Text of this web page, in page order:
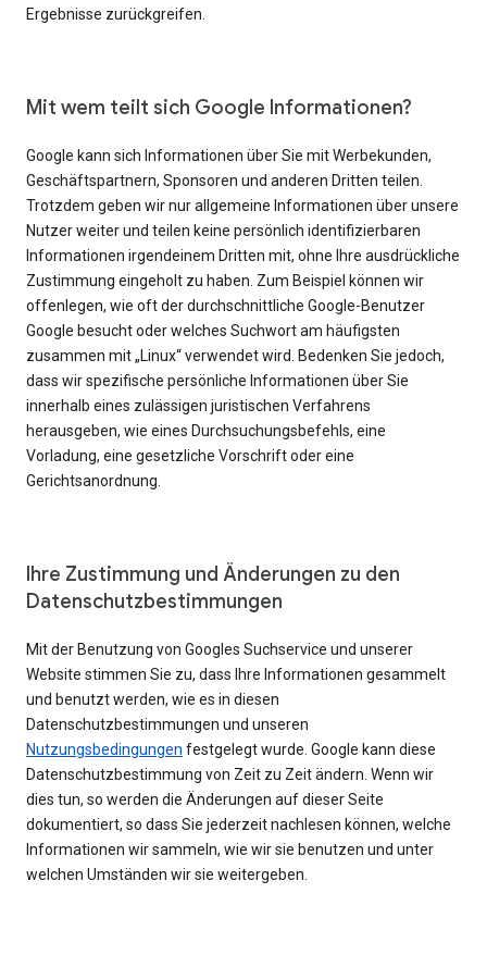
Ergebnisse zurückgreifen.
Mit wem teilt sich Google Informationen?
Google kann sich Informationen über Sie mit Werbekunden,
Geschäftspartnern, Sponsoren und anderen Dritten teilen.
Trotzdem geben wir nur allgemeine Informationen über unsere
Nutzer weiter und teilen keine persönlich identifizierbaren
Informationen irgendeinem Dritten mit, ohne Ihre ausdrückliche
Zustimmung eingeholt zu haben. Zum Beispiel können wir
offenlegen, wie oft der durchschnittliche Google-Benutzer
Google besucht oder welches Suchwort am häufigsten
zusammen mit „Linux“ verwendet wird. Bedenken Sie jedoch,
dass wir spezifische persönliche Informationen über Sie
innerhalb eines zulässigen juristischen Verfahrens
herausgeben, wie eines Durchsuchungsbefehls, eine
Vorladung, eine gesetzliche Vorschrift oder eine
Gerichtsanordnung.
Ihre Zustimmung und Änderungen zu den
Datenschutzbestimmungen
Mit der Benutzung von Googles Suchservice und unserer
Website stimmen Sie zu, dass Ihre Informationen gesammelt
und benutzt werden, wie es in diesen
Datenschutzbestimmungen und unseren
Nutzungsbedingungen festgelegt wurde. Google kann diese
Datenschutzbestimmung von Zeit zu Zeit ändern. Wenn wir
dies tun, so werden die Änderungen auf dieser Seite
dokumentiert, so dass Sie jederzeit nachlesen können, welche
Informationen wir sammeln, wie wir sie benutzen und unter
welchen Umständen wir sie weitergeben.